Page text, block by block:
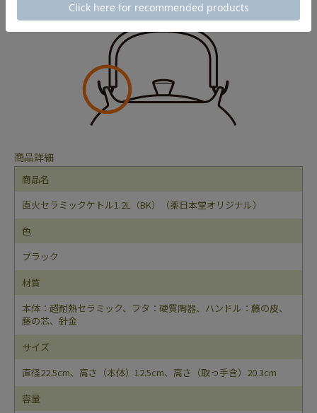
商品詳細
商品名
直火セラミックケトル1.2L（BK）（薬日本堂オリジナル）
色
ブラック
材質
本体：超耐熱セラミック、フタ：硬質陶器、ハンドル：藤の皮、
藤の芯、針金
サイズ
直径22.5cm、高さ（本体）12.5cm、高さ（取っ手含）20.3cm
容量